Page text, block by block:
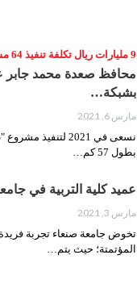
9 مليارات ريال تكلفة تنفيذ 64 مشروعاً تنموياً وخدمياً في المحافظة
بشبكة…
مارس 6, 2021
بطول 57 كم…
عميد كلية التربية في
مارس 3, 2021
تخوض جامعة صنعاء تجربة
المؤتمتة؛ حيث يتم…